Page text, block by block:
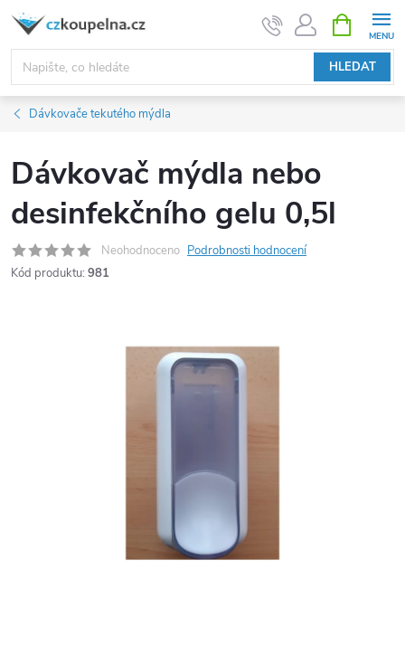
Přejít
obsah
HLEDAT
NÁKUPNÍ
KOŠÍK
Dávkovače tekutého mýdla
Dávkovač mýdla nebo
desinfekčního gelu 0,5l
Neohodnoceno Podrobnosti hodnocení
Kód produktu: 981